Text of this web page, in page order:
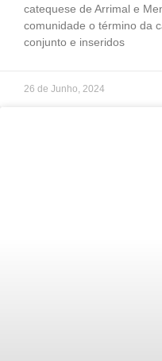
catequese de Arrimal e
comunidade o término da
conjunto e inseridos
26 de Junho, 2024